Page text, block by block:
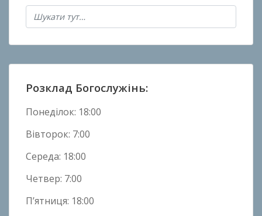
о
в
н
и
Розклад Богослужінь:
Понеділок: 18:00
Вівторок: 7:00
Середа: 18:00
Четвер: 7:00
П’ятниця: 18:00